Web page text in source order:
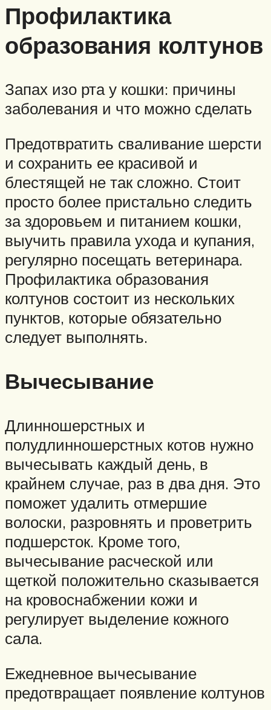
Профилактика
образования колтунов
Запах изо рта у кошки: причины
заболевания и что можно сделать
Предотвратить сваливание шерсти
и сохранить ее красивой и
блестящей не так сложно. Стоит
просто более пристально следить
за здоровьем и питанием кошки,
выучить правила ухода и купания,
регулярно посещать ветеринара.
Профилактика образования
колтунов состоит из нескольких
пунктов, которые обязательно
следует выполнять.
Вычесывание
Длинношерстных и
полудлинношерстных котов нужно
вычесывать каждый день, в
крайнем случае, раз в два дня. Это
поможет удалить отмершие
волоски, разровнять и проветрить
подшерсток. Кроме того,
вычесывание расческой или
щеткой положительно сказывается
на кровоснабжении кожи и
регулирует выделение кожного
сала.
Ежедневное вычесывание
предотвращает появление колтунов